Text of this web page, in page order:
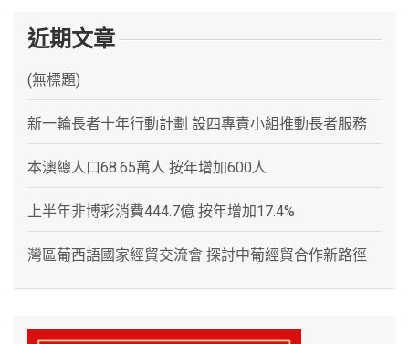
近期文章
(無標題)
新一輪長者十年行動計劃 設四專責小組推動長者服務
本澳總人口68.65萬人 按年增加600人
上半年非博彩消費444.7億 按年增加17.4%
灣區葡西語國家經貿交流會 探討中葡經貿合作新路徑